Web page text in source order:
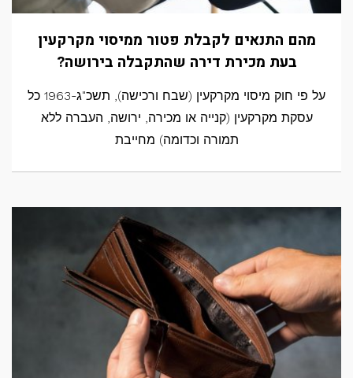
מהם התנאים לקבלת פטור ממיסוי מקרקעין
בעת מכירת דירה שהתקבלה בירושה?
על פי חוק מיסוי מקרקעין (שבח ורכישה), תשכ"ג-1963 כל
עסקת מקרקעין (קנייה או מכירה, ירושה, העברה ללא
תמורה וכדומה) מחייבת